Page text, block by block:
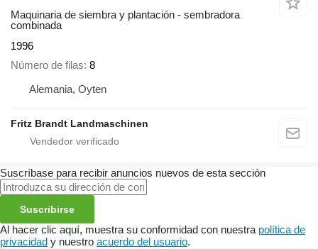
Maquinaria de siembra y plantación - sembradora
combinada
1996
Número de filas 8
Alemania, Oyten
Fritz Brandt Landmaschinen
Suscríbase para recibir anuncios nuevos de esta sección
Suscribirse
Al hacer clic aquí, muestra su conformidad con nuestra política de
privacidad y nuestro acuerdo del usuario.